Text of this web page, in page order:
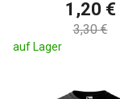
1,20 €
3,30 €
auf Lager